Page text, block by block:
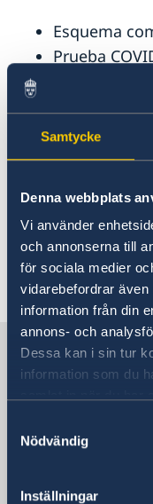
Samtycke
Denna webbplats
Vi använder
och annonserna till
för sociala medier
vidarebefordrar
information från din
annons- och
Dessa kan i sin tur
information som du
Nödvändig
Inställningar
Esquema
Prueba
realizada
Un
antigüedad
Para más
la página web del
preguntas
Última
Suecia en
Embajada de
Visiting address
Edificio